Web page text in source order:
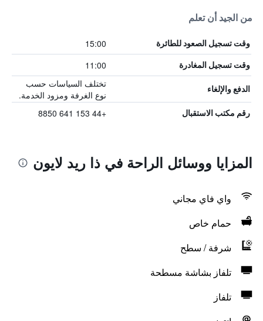
من الجيد أن تعلم
وقت تسجيل الصعود للطائرة 15:00
وقت تسجيل المغادرة 11:00
الدفع والإلغاء
تختلف السياسات حسب
نوع الغرفة ومزود الخدمة.
رقم مكتب الاستقبال +44 153 641 8850
المزايا ووسائل الراحة في ذا ريد لايون
واي فاي مجاني
حمام خاص
شرفة / سطح
تلفاز بشاشة مسطحة
تلفاز